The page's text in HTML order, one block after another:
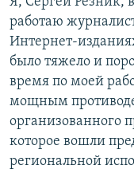
работаю
Интернет-
было тяжело и
время по моей
мощным
организованного
которое вошли
региональной